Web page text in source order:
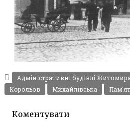
ЖИТОМИР МИХАЙЛІВСЬКА
до
Адміністративні будівлі
Корольов
Михайлівська
Коментувати